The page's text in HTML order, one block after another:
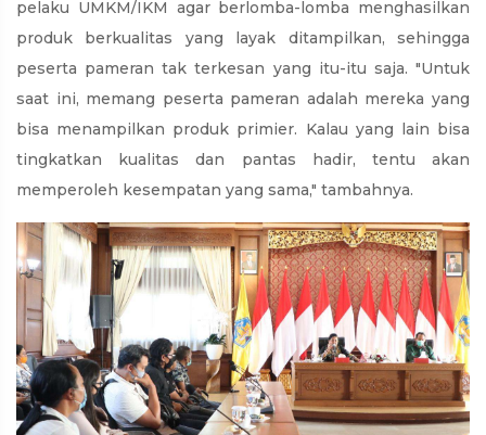
pelaku UMKM/IKM agar berlomba-lomba menghasilkan
produk berkualitas yang layak ditampilkan, sehingga
peserta pameran tak terkesan yang itu-itu saja. "Untuk
saat ini, memang peserta pameran adalah mereka yang
bisa menampilkan produk primier. Kalau yang lain bisa
tingkatkan kualitas dan pantas hadir, tentu akan
memperoleh kesempatan yang sama," tambahnya.